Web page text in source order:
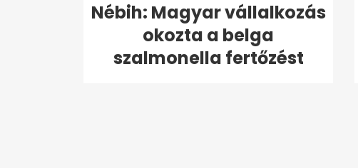
Nébih: Magyar vállalkozás
okozta a belga
szalmonella fertőzést